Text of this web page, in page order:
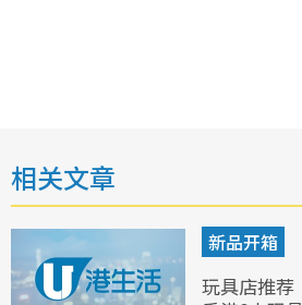
相关文章
新品开箱
玩具店推荐